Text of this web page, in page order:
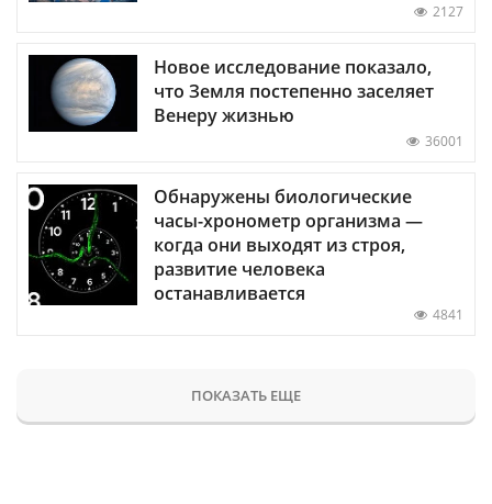
2127
Новое исследование показало,
что Земля постепенно заселяет
Венеру жизнью
36001
Обнаружены биологические
часы-хронометр организма —
когда они выходят из строя,
развитие человека
останавливается
4841
ПОКАЗАТЬ ЕЩЕ